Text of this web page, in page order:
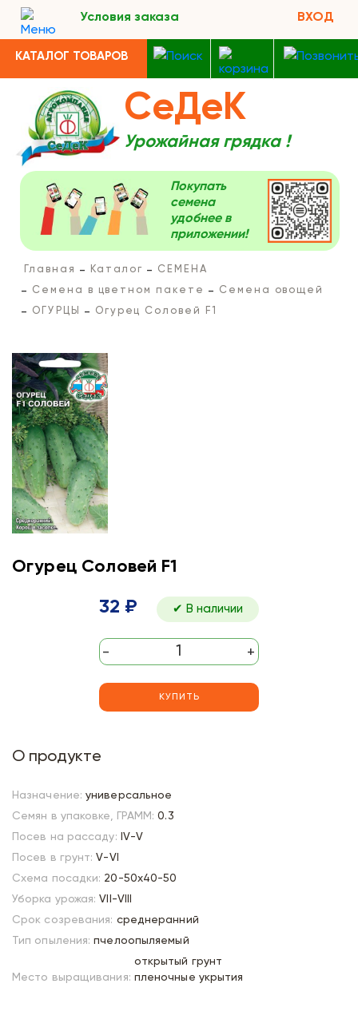
Условия заказа ВХОД
КАТАЛОГ ТОВАРОВ
СеДеК
Урожайная грядка !
Покупать
семена
удобнее в
приложении!
Главная Каталог
СЕМЕНА
Семена в цветном пакете
Семена овощей
ОГУРЦЫ
Огурец Соловей F1
Огурец Соловей F1
32 ₽ ✔ В наличии
- +
КУПИТЬ
О продукте
Назначение: универсальное
Семян в упаковке, ГРАММ: 0.3
Посев на рассаду: IV-V
Посев в грунт: V-VI
Схема посадки: 20-50х40-50
Уборка урожая: VII-VIII
Срок созревания: среднеранний
Тип опыления: пчелоопыляемый
Место выращивания:
открытый грунт
пленочные укрытия